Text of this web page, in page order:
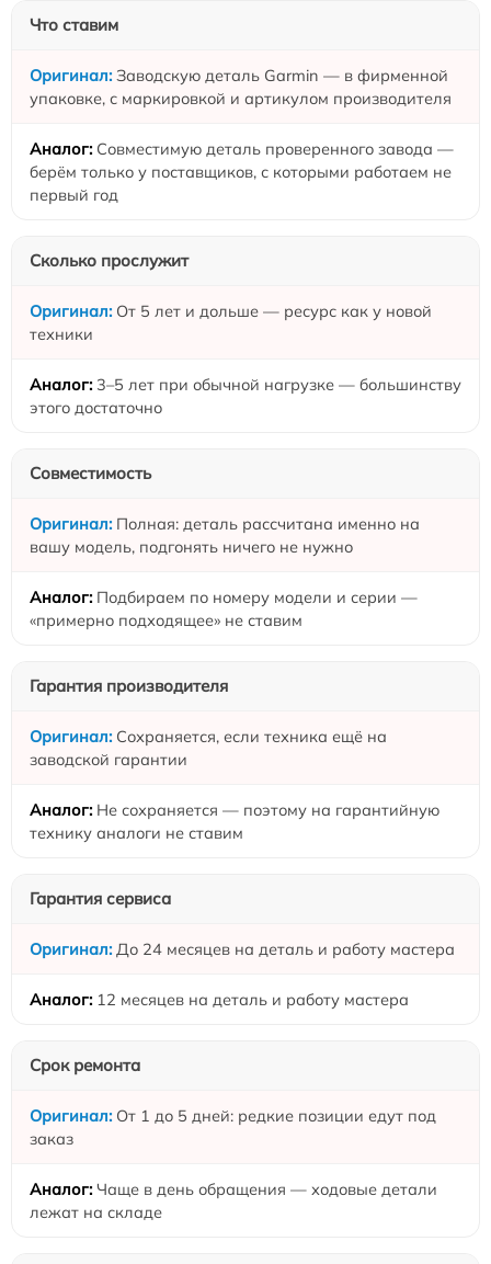
Что ставим
Заводскую деталь Garmin — в фирменной
упаковке, с маркировкой и артикулом производителя
Совместимую деталь проверенного завода —
берём только у поставщиков, с которыми работаем не
первый год
Сколько прослужит
От 5 лет и дольше — ресурс как у новой
техники
3–5 лет при обычной нагрузке — большинству
этого достаточно
Совместимость
Полная: деталь рассчитана именно на
вашу модель, подгонять ничего не нужно
Подбираем по номеру модели и серии —
«примерно подходящее» не ставим
Гарантия производителя
Сохраняется, если техника ещё на
заводской гарантии
Не сохраняется — поэтому на гарантийную
технику аналоги не ставим
Гарантия сервиса
До 24 месяцев на деталь и работу мастера
12 месяцев на деталь и работу мастера
Срок ремонта
От 1 до 5 дней: редкие позиции едут под
заказ
Чаще в день обращения — ходовые детали
лежат на складе